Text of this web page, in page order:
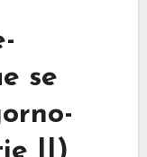
se
II)